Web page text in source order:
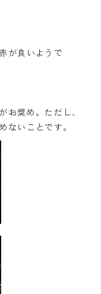
が良いようで
奨め。ただし、
ないことです。